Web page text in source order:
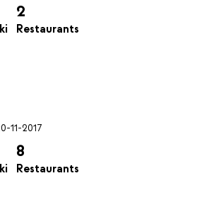
2
Restaurants
11-2017
8
Restaurants